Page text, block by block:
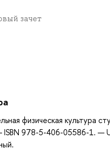
зачет
физическая культура
ISBN 978-5-406-05586-1.